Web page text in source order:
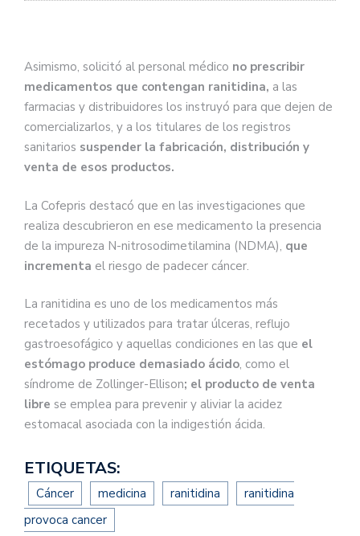
Asimismo, solicitó al personal médico no prescribir
medicamentos que contengan ranitidina, a las
farmacias y distribuidores los instruyó para que dejen de
comercializarlos, y a los titulares de los registros
sanitarios suspender la fabricación, distribución y
venta de esos productos.
La Cofepris destacó que en las investigaciones que
realiza descubrieron en ese medicamento la presencia
de la impureza N-nitrosodimetilamina (NDMA), que
incrementa el riesgo de padecer cáncer.
La ranitidina es uno de los medicamentos más
recetados y utilizados para tratar úlceras, reflujo
gastroesofágico y aquellas condiciones en las que el
estómago produce demasiado ácido, como el
síndrome de Zollinger-Ellison; el producto de venta
libre se emplea para prevenir y aliviar la acidez
estomacal asociada con la indigestión ácida.
ETIQUETAS:
Cáncer medicina ranitidina
ranitidina
provoca cancer